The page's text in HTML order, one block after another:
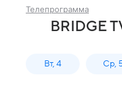
Телепрограмма
BRIDGE
Вт, 4 Ср,